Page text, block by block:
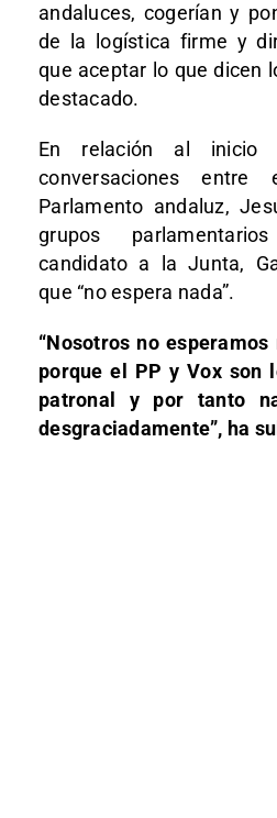
andaluces, cogerían y
de la logística firme y
que aceptar lo que dicen
destacado.
En relación al
conversaciones entre
Parlamento andaluz,
grupos
candidato a la Junta,
que “no espera nada”.
“Nosotros no
porque el PP y Vox son
patronal y por tanto
desgraciadamente”, ha